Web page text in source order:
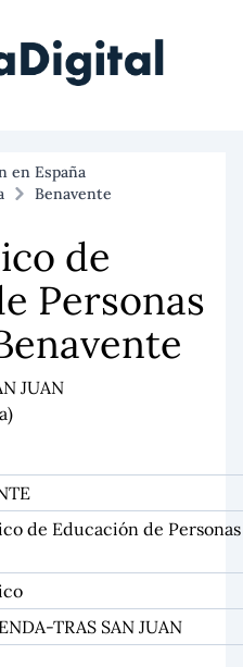
en España
Benavente
de
Personas
JUAN
de Educación de Personas
TRAS SAN JUAN